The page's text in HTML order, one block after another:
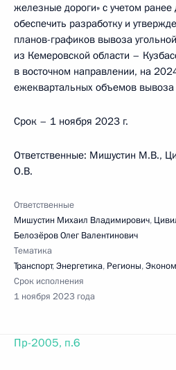
железные дороги» с учетом ранее
обеспечить разработку и
планов-графиков вывоза
из Кемеровской области –
в восточном направлении, на
ежеквартальных объемов вывоза
Срок – 1 ноября 2023 г.
Ответственные: Мишустин М.В.,
О.В.
Ответственные
Мишустин Михаил Владимирович,
Белозёров Олег Валентинович
Тематика
Транспорт,Энергетика, Регионы,
Срок исполнения
1 ноября 2023 года
Пр-2005, п.6